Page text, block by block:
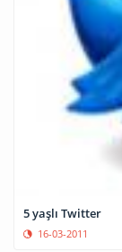
5 yaşlı Twitter
16-03-2011